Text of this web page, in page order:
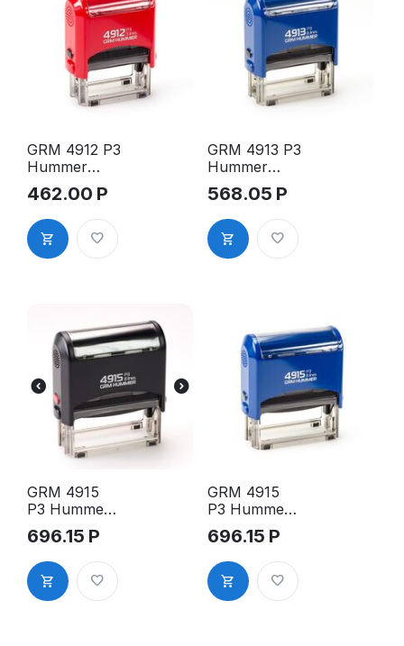
GRM 4912 P3
Hummer
оснастка
для штампа,
47х18мм,
корпус
красный
462.00 Р
GRM 4913 P3
Hummer
оснастка
для штампа,
58х22мм,
корпус
синий
568.05 Р
GRM 4915
P3 Hummer
оснастка
для штампа,
70х25мм,
корпус
чёрный
696.15 Р
GRM 4915
P3 Hummer
оснастка
для штампа,
70х25мм,
корпус
синий
696.15 Р